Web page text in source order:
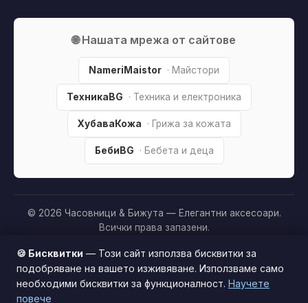
🌐 Нашата мрежа от сайтове
NameriMaistor · Майстори
ТехникаBG · Техника и електроника
ХубаваКожа · Грижа за кожата
БебиBG · Бебета и деца
© 2026 Часовници & Бижута — Елегантни аксесоари.
Всички права запазени.
Партньорско разкриване:
Този сайт е независим и
съдържа партньорски (affiliate) линкове. Когато купите
продукт през тях, може да получим малка комисиона от
това да оскъпява покупката за вас. Това
Този сайт използва бисквитки за по-добро
🍪 Бисквитки — Този сайт използва бисквитки за
подобряване на вашето изживяване. Използваме само
необходими бисквитки за функционалност. Научете
повече